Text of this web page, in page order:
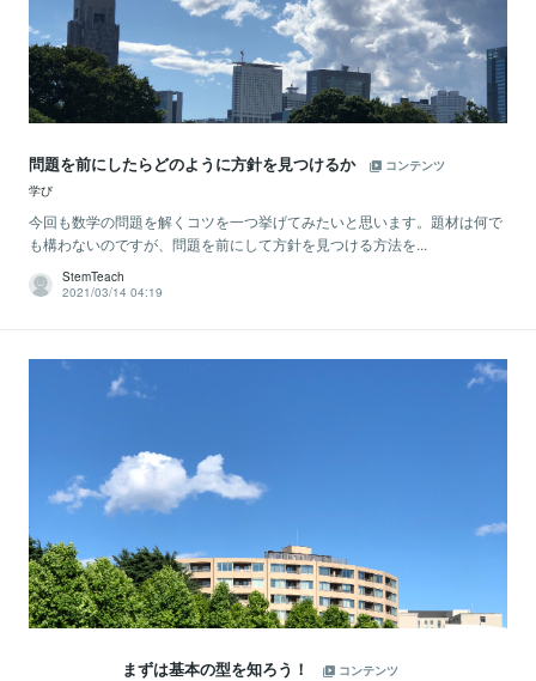
問題を前にしたらどのように方針を見つけるか
コンテンツ
学び
今回も数学の問題を解くコツを一つ挙げてみたいと思います。題材は何で
も構わないのですが、問題を前にして方針を見つける方法を...
StemTeach
2021/03/14 04:19
まずは基本の型を知ろう！
コンテンツ